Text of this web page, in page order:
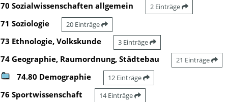
70 Sozialwissenschaften allgemein 2 Einträge
71 Soziologie 20 Einträge
73 Ethnologie, Volkskunde 3 Einträge
74 Geographie, Raumordnung, Städtebau 21 Einträge
74.80 Demographie 12 Einträge
76 Sportwissenschaft 14 Einträge